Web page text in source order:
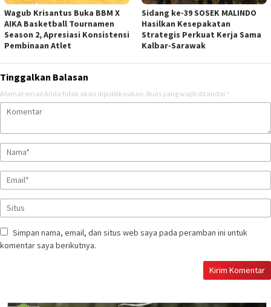
Wagub Krisantus Buka BBM X
AIKA Basketball Tournamen
Season 2, Apresiasi Konsistensi
Pembinaan Atlet
Sidang ke-39 SOSEK MALINDO
Hasilkan Kesepakatan
Strategis Perkuat Kerja Sama
Kalbar-Sarawak
Tinggalkan Balasan
Alamat email Anda tidak akan dipublikasikan. Ruas yang wajib ditandai *
Simpan nama, email, dan situs web saya pada peramban ini untuk
komentar saya berikutnya.